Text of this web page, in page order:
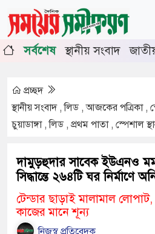
শিরোনাম
মেহেরপুরে জামায়াতের
জেলা জজ রফিকুল ইসলাম
সর্বশেষ স্থানীয় সংবাদ
প্রচ্ছদ
স্থানীয় সংবাদ , লিড , আজকের পত্রিকা ,
চুয়াডাঙ্গা , লিড , প্রথম পাতা , স্পেশাল
দামুড়হুদার সাবেক ইউএনও
সিদ্ধান্তে ২৬৪টি ঘর নির্মাণে
টেন্ডার ছাড়াই মালামাল
কাজের মানে শূন্য